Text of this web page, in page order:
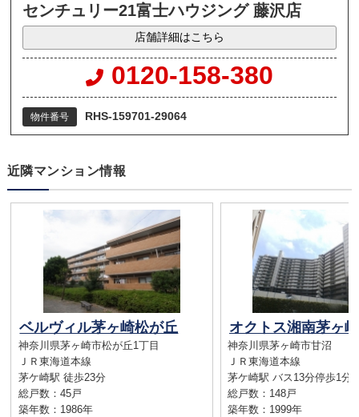
センチュリー21富士ハウジング 藤沢店
店舗詳細はこちら
0120-158-380
物件番号 RHS-159701-29064
近隣マンション情報
ベルヴィル茅ヶ崎松が丘
神奈川県茅ヶ崎市松が丘1丁目
ＪＲ東海道本線
茅ケ崎駅 徒歩23分
総戸数：45戸
築年数：1986年
神奈川県茅ヶ崎市甘沼
ＪＲ東海道本線
茅ケ崎駅 バス13分停歩1分
総戸数：148戸
築年数：1999年